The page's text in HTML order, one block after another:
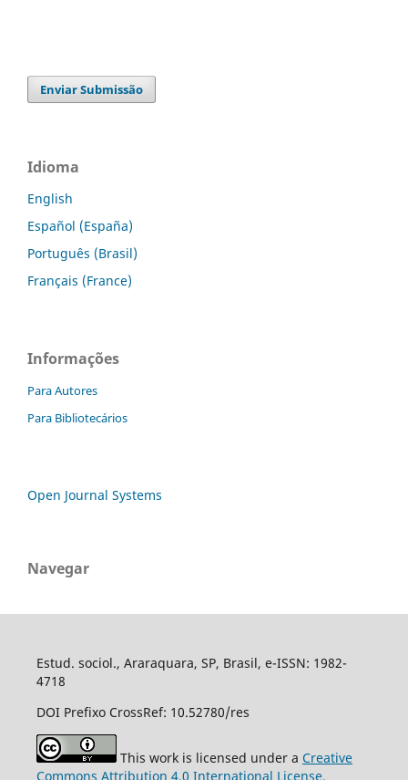
Enviar Submissão
Idioma
English
Español (España)
Português (Brasil)
Français (France)
Informações
Para Autores
Para Bibliotecários
Open Journal Systems
Navegar
Estud. sociol., Araraquara, SP, Brasil, e-ISSN: 1982-
4718
DOI Prefixo CrossRef: 10.52780/res
This work is licensed under a Creative
Commons Attribution 4.0 International License.